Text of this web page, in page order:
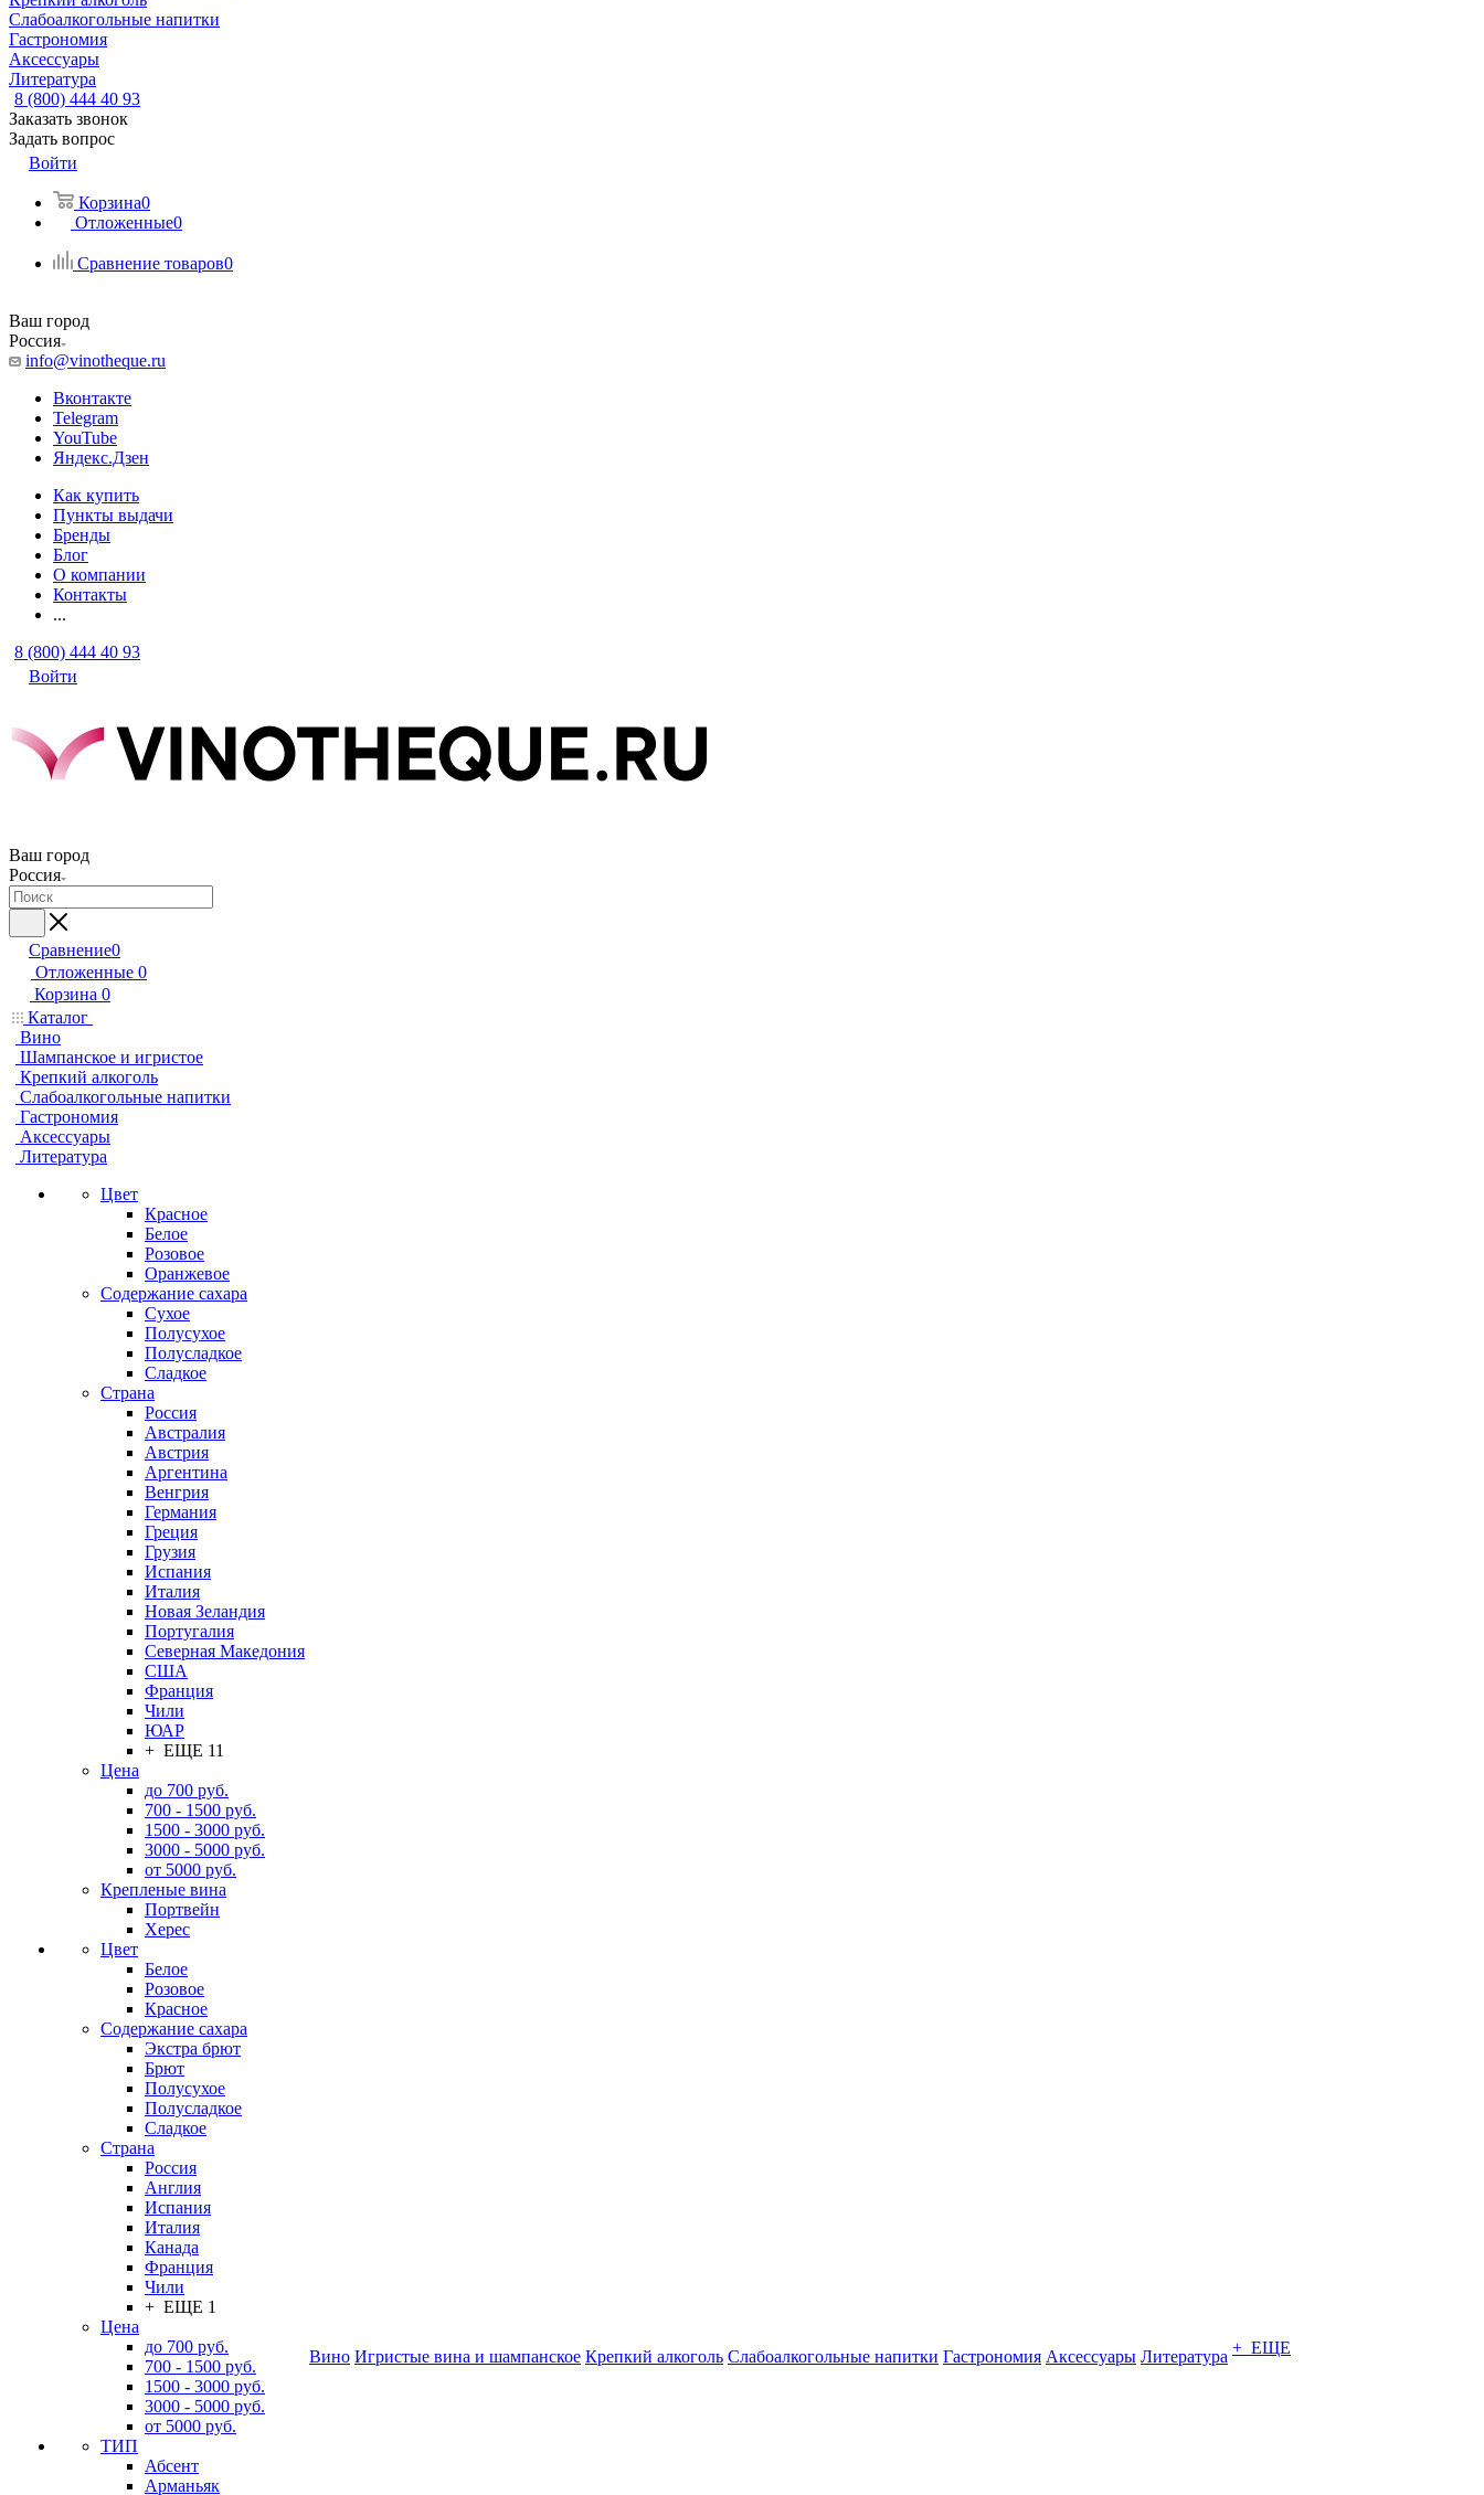
Слабоалкогольные напитки
Гастрономия
Аксессуары
Литература
8 (800) 444 40 93
Заказать звонок
Задать вопрос
Войти
Корзина0
Отложенные0
Сравнение товаров0
Ваш город
Россия
info@vinotheque.ru
Вконтакте
Telegram
YouTube
Яндекс.Дзен
Как купить
Пункты выдачи
Бренды
Блог
О компании
Контакты
...
8 (800) 444 40 93
Войти
Ваш город
Россия
Сравнение0
Отложенные 0
Корзина 0
Каталог
Вино
Шампанское и игристое
Крепкий алкоголь
Слабоалкогольные напитки
Гастрономия
Аксессуары
Литература
Цвет
Красное
Белое
Розовое
Оранжевое
Содержание сахара
Сухое
Полусухое
Полусладкое
Сладкое
Страна
Россия
Австралия
Австрия
Аргентина
Венгрия
Германия
Греция
Грузия
Испания
Италия
Новая Зеландия
Португалия
Северная Македония
США
Франция
Чили
ЮАР
+ ЕЩЕ 11
Цена
до 700 руб.
700 - 1500 руб.
1500 - 3000 руб.
3000 - 5000 руб.
от 5000 руб.
Крепленые вина
Портвейн
Херес
Цвет
Белое
Розовое
Красное
Содержание сахара
Экстра брют
Брют
Полусухое
Полусладкое
Сладкое
Страна
Россия
Англия
Испания
Италия
Канада
Франция
Чили
+ ЕЩЕ 1
Цена
до 700 руб.
700 - 1500 руб.
1500 - 3000 руб.
3000 - 5000 руб.
от 5000 руб.
ТИП
Абсент
Арманьяк
Вино Игристые вина и шампанское Крепкий алкоголь Слабоалкогольные напитки Гастрономия Аксессуары Литература + ЕЩЕ